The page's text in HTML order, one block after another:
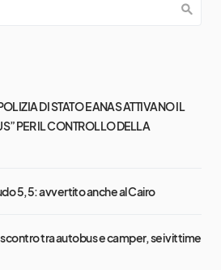
DI STATO E ANAS ATTIVANO IL
PER IL CONTROLLO DELLA
5,5: avvertito anche al Cairo
tra autobus e camper, sei vittime